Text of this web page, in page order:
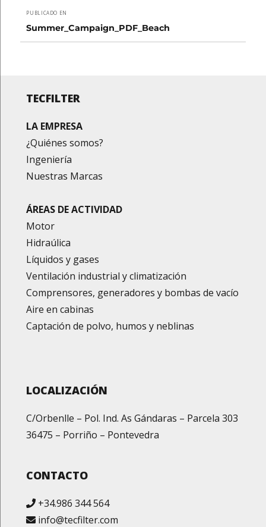
Navegación
de
PUBLICADO EN
Summer_Campaign_PDF_Beach
TECFILTER
LA EMPRESA
¿Quiénes somos?
Ingeniería
Nuestras Marcas
ÁREAS DE ACTIVIDAD
Motor
Hidraúlica
Líquidos y gases
Ventilación industrial y climatización
Comprensores, generadores y bombas de vacío
Aire en cabinas
Captación de polvo, humos y neblinas
LOCALIZACIÓN
C/Orbenlle – Pol. Ind. As Gándaras – Parcela 303
36475 – Porriño – Pontevedra
CONTACTO
+34.986 344 564
info@tecfilter.com